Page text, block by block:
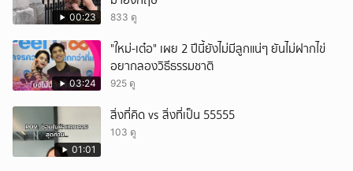
00:23 833 ดู
03:24
"ใหม่-เต๋อ" เผย 2 ปีนี้ยังไม่มีลูกแน่ๆ ยันไม่ฝากไข่
อยากลองวิธีธรรมชาติ
925 ดู
01:01
สิ่งที่คิด vs สิ่งที่เป็น 55555
103 ดู